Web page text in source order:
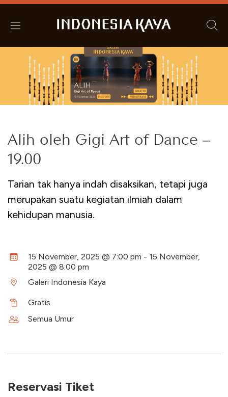
Alih oleh Gigi Art of Dance –
19.00
Tarian tak hanya indah disaksikan, tetapi juga
merupakan suatu kegiatan ilmiah dalam
kehidupan manusia.
15 November, 2025 @ 7:00 pm - 15 November,
2025 @ 8:00 pm
Galeri Indonesia Kaya
Gratis
Semua Umur
Reservasi Tiket